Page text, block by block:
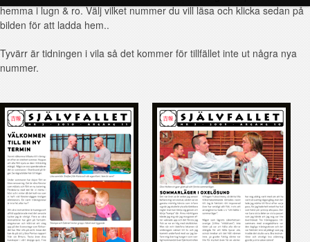
hemma i lugn & ro. Välj vilket nummer du vill läsa och klicka sedan på
bilden för att ladda hem..
Tyvärr är tidningen i vila så det kommer för tillfället inte ut några nya
nummer.